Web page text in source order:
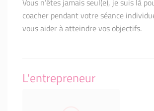
Vous n’êtes jamais seul(e), je suis là
coacher pendant votre séance
vous aider à atteindre vos objectifs.
L'entrepreneur